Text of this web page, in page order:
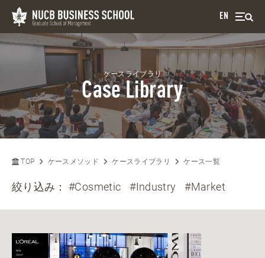
EN
ケースライブラリ
Case Library
TOP ケースメソッド ケースライブラリ ケース一覧
絞り込み：#Cosmetic #Industry #Market